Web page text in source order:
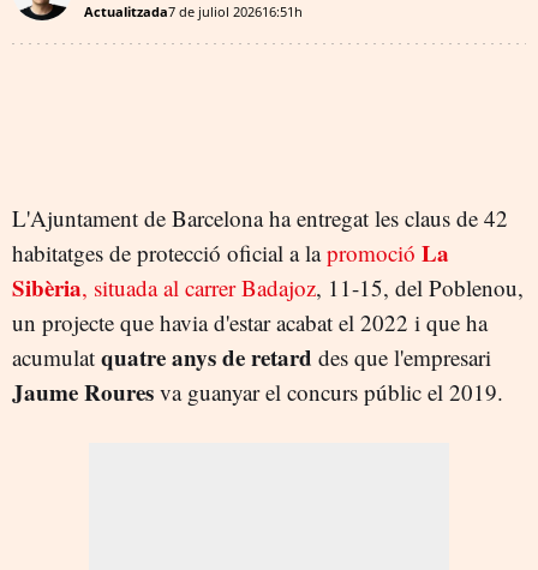
Actualitzada7 de juliol 202616:51h
L'Ajuntament de Barcelona ha entregat les claus de 42
habitatges de protecció oficial a lapromoció La
Sibèria, situada al carrer Badajoz, 11-15, del Poblenou,
un projecte que havia d'estar acabat el 2022 i que ha
acumulat quatre anys de retard des que l'empresari
Jaume Roures va guanyar el concurs públic el 2019.